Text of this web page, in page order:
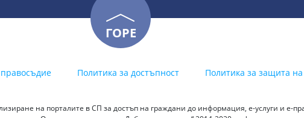
ГОРЕ
Политика за достъпност Политика за защита
на порталите в СП за достъп на граждани до информация, е-услуги и е-